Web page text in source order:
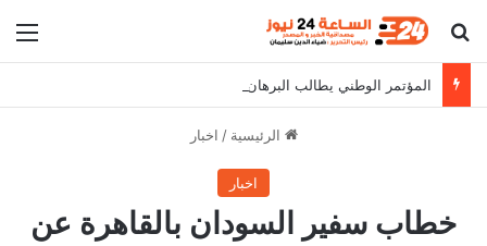
بحث عن
المؤتمر الوطني يطالب البرهان بالثبات على مواقفه
الرئيسية / اخبار
اخبار
خطاب سفير السودان بالقاهرة عن